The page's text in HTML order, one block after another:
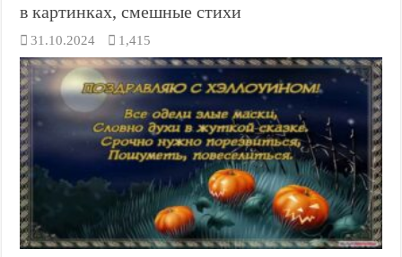
в картинках, смешные стихи
31.10.2024 1,415